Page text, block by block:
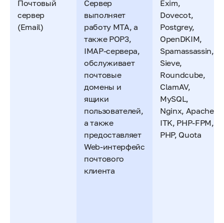
Почтовый
сервер
(Email)
Сервер
выполняет
работу MTA, а
также POP3,
IMAP-сервера,
обслуживает
почтовые
домены и
ящики
пользователей,
а также
предоставляет
Web-интерфейс
почтового
клиента
Exim,
Dovecot,
Postgrey,
OpenDKIM,
Spamassassin,
Sieve,
Roundcube,
ClamAV,
MySQL,
Nginx, Apache
ITK, PHP-FPM,
PHP, Quota